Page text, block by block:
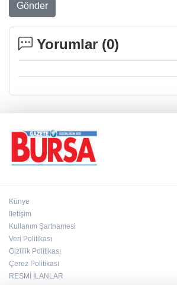
Gönder
Yorumlar (0)
Künye
İletişim
Kullanım Şartnamesi
Veri Politikası
Gizlilik Politikası
Çerez Politikası
RESMİ İLANLAR